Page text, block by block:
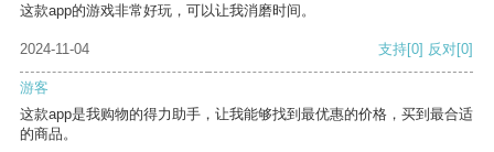
这款app的游戏非常好玩，可以让我消磨时间。
2024-11-04 支持[0] 反对[0]
游客
这款app是我购物的得力助手，让我能够找到最优惠的价格，买到最合适
的商品。